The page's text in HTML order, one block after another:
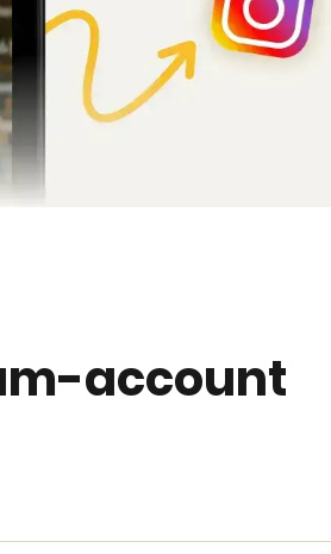
account